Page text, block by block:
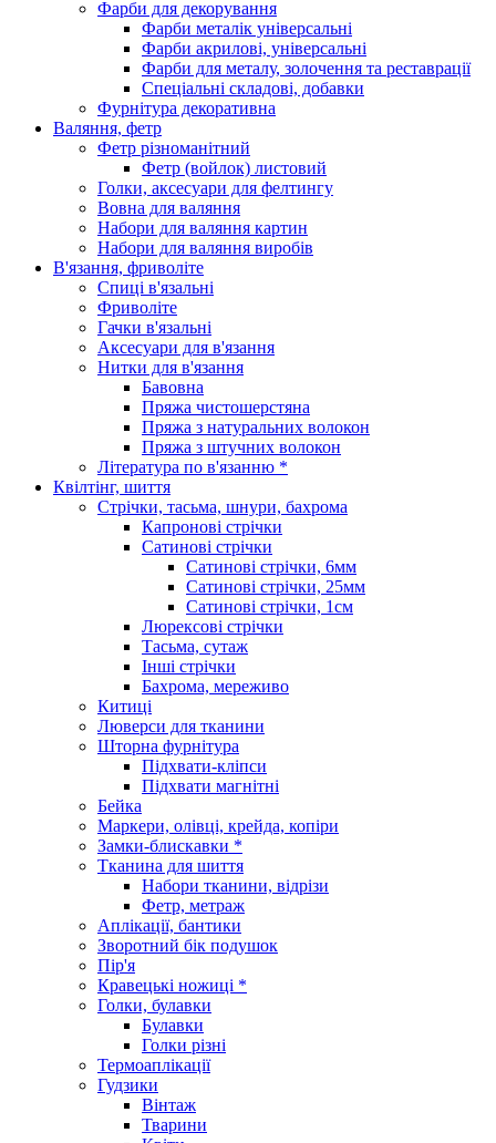
Фарби для декорування
Фарби металік універсальні
Фарби акрилові, універсальні
Фарби для металу, золочення та реставрації
Спеціальні складові, добавки
Фурнітура декоративна
Валяння, фетр
Фетр різноманітний
Фетр (войлок) листовий
Голки, аксесуари для фелтингу
Вовна для валяння
Набори для валяння картин
Набори для валяння виробів
В'язання, фриволіте
Спиці в'язальні
Фриволіте
Гачки в'язальні
Аксесуари для в'язання
Нитки для в'язання
Бавовна
Пряжа чистошерстяна
Пряжа з натуральних волокон
Пряжа з штучних волокон
Література по в'язанню *
Квілтінг, шиття
Стрічки, тасьма, шнури, бахрома
Капронові стрічки
Сатинові стрічки
Сатинові стрічки, 6мм
Сатинові стрічки, 25мм
Сатинові стрічки, 1см
Люрексові стрічки
Тасьма, сутаж
Інші стрічки
Бахрома, мереживо
Китиці
Люверси для тканини
Шторна фурнітура
Підхвати-кліпси
Підхвати магнітні
Бейка
Маркери, олівці, крейда, копіри
Замки-блискавки *
Тканина для шиття
Набори тканини, відрізи
Фетр, метраж
Аплікації, бантики
Зворотний бік подушок
Пір'я
Кравецькі ножиці *
Голки, булавки
Булавки
Голки різні
Термоаплікації
Гудзики
Вінтаж
Тварини